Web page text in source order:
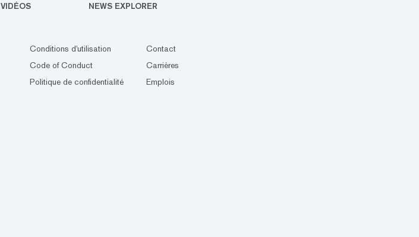
VIDÉOS NEWS EXPLORER
Conditions d'utilisation
Code of Conduct
Politique de confidentialité
Contact
Carrières
Emplois